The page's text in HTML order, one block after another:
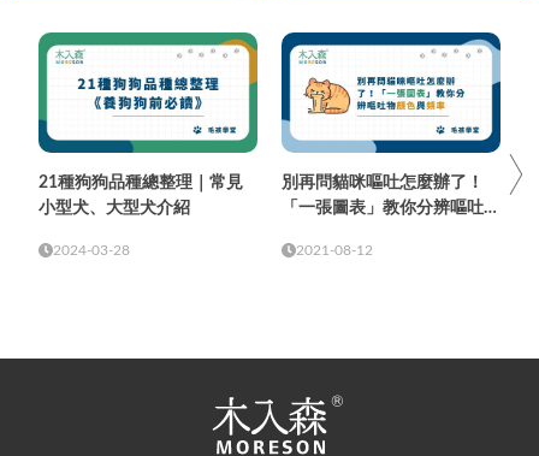
21種狗狗品種總整理｜常見
小型犬、大型犬介紹
2024-03-28
別再問貓咪嘔吐怎麼辦了！
「一張圖表」教你分辨嘔吐物
2021-08-12